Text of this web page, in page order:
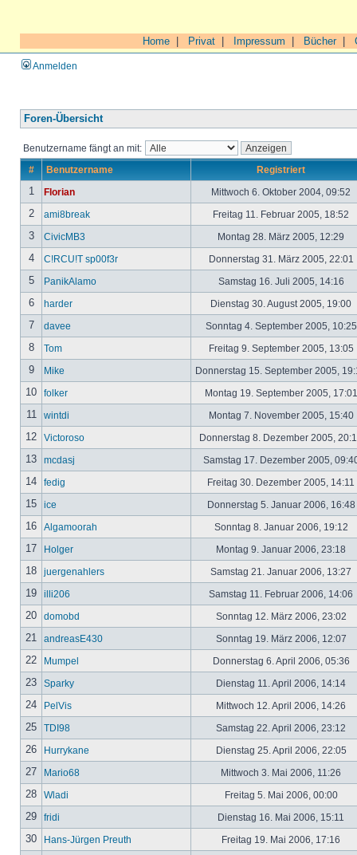
Home Privat Impressum Bücher|
Anmelden
Foren-Übersicht
Benutzername fängt an mit:
# Benutzername Registriert
1 Florian Mittwoch 6. Oktober 2004, 09:52
2 ami8break Freitag 11. Februar 2005, 18:52
3 CivicMB3 Montag 28. März 2005, 12:29
4 C!RCU!T sp00f3r Donnerstag 31. März 2005, 22:01
5 PanikAlamo Samstag 16. Juli 2005, 14:16
6 harder Dienstag 30. August 2005, 19:00
7 davee Sonntag 4. September 2005,
8 Tom Freitag 9. September 2005, 13:05
9 Mike Donnerstag 15. September 2005,
10 folker Montag 19. September 2005,
11 wintdi Montag 7. November 2005, 15:40
12 Victoroso Donnerstag 8. Dezember 2005,
13 mcdasj Samstag 17. Dezember 2005,
14 fedig Freitag 30. Dezember 2005, 14:11
15 ice Donnerstag 5. Januar 2006, 16:48
16 Algamoorah Sonntag 8. Januar 2006, 19:12
17 Holger Montag 9. Januar 2006, 23:18
18 juergenahlers Samstag 21. Januar 2006, 13:27
19 illi206 Samstag 11. Februar 2006, 14:06
20 domobd Sonntag 12. März 2006, 23:02
21 andreasE430 Sonntag 19. März 2006, 12:07
22 Mumpel Donnerstag 6. April 2006, 05:36
23 Sparky Dienstag 11. April 2006, 14:14
24 PelVis Mittwoch 12. April 2006, 14:26
25 TDI98 Samstag 22. April 2006, 23:12
26 Hurrykane Dienstag 25. April 2006, 22:05
27 Mario68 Mittwoch 3. Mai 2006, 11:26
28 Wladi Freitag 5. Mai 2006, 00:00
29 fridi Dienstag 16. Mai 2006, 15:11
30 Hans-Jürgen Preuth Freitag 19. Mai 2006, 17:16